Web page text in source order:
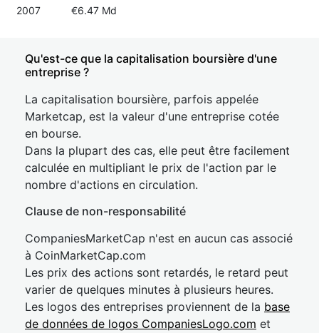
2007 €6.47 Md
Qu'est-ce que la capitalisation boursière d'une
entreprise ?
La capitalisation boursière, parfois appelée
Marketcap, est la valeur d'une entreprise cotée
en bourse.
Dans la plupart des cas, elle peut être facilement
calculée en multipliant le prix de l'action par le
nombre d'actions en circulation.
Clause de non-responsabilité
CompaniesMarketCap n'est en aucun cas associé
à CoinMarketCap.com
Les prix des actions sont retardés, le retard peut
varier de quelques minutes à plusieurs heures.
Les logos des entreprises proviennent de la base
de données de logos CompaniesLogo.com et